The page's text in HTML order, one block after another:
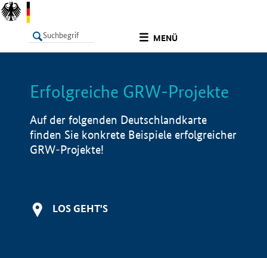
MENÜ
LISTE Info
Erfolgreiche GRW-Projekte
Auf der folgenden Deutschlandkarte
finden Sie konkrete Beispiele erfolgreicher
GRW-Projekte!
LOS GEHT'S